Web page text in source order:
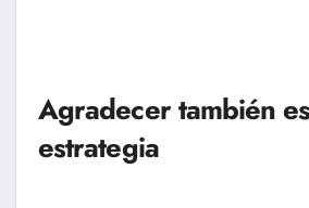
Agradecer también
estrategia